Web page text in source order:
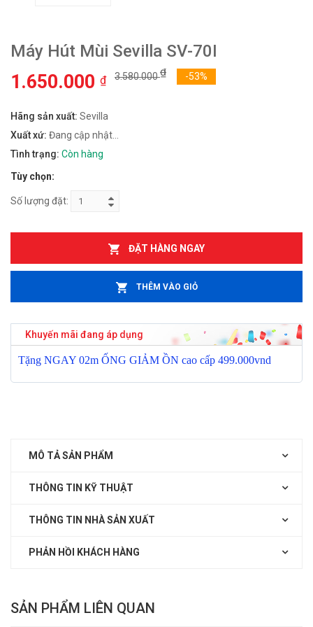
Máy Hút Mùi Sevilla SV-70I
1.650.000 ₫ 3.580.000₫ -53%
Hãng sản xuất: Sevilla
Xuất xứ: Đang cập nhật...
Tình trạng: Còn hàng
Tùy chọn:
Số lượng đặt:
ĐẶT HÀNG NGAY
THÊM VÀO GIỎ
Khuyến mãi đang áp dụng
Tặng NGAY 02m ỐNG GIẢM ỒN cao cấp 499.000vnd
MÔ TẢ SẢN PHẨM
THÔNG TIN KỸ THUẬT
THÔNG TIN NHÀ SẢN XUẤT
PHẢN HỒI KHÁCH HÀNG
SẢN PHẨM LIÊN QUAN